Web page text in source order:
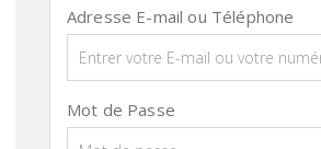
Adresse E-mail ou Téléphone
Mot de Passe